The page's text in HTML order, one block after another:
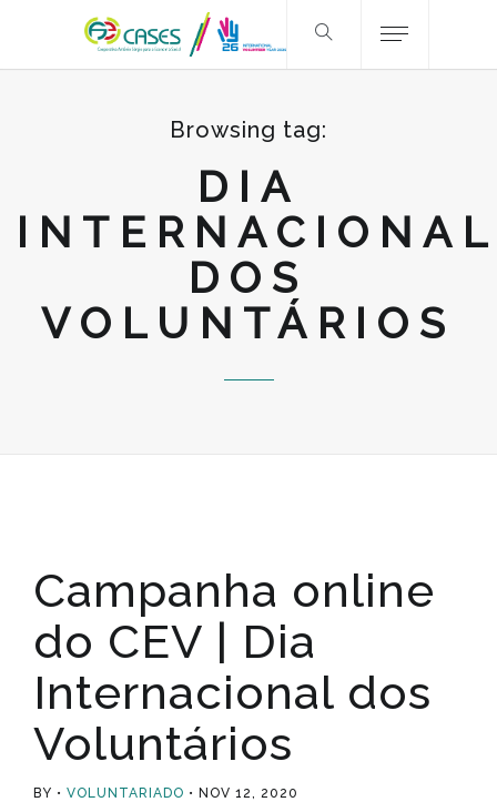
Browsing tag:
DIA
INTERNACIONAL
DOS
VOLUNTÁRIOS
Campanha online
do CEV | Dia
Internacional dos
Voluntários
BY VOLUNTARIADO NOV 12, 2020